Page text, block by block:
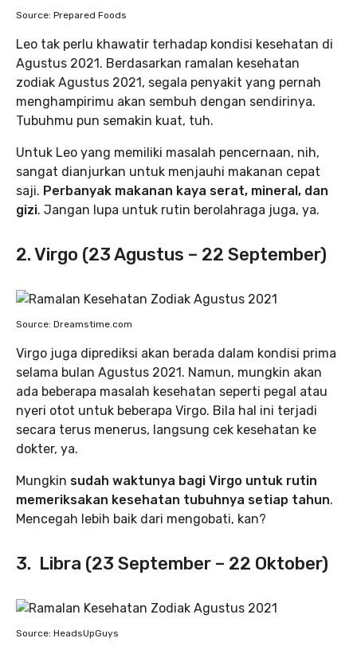
Source: Prepared Foods
Leo tak perlu khawatir terhadap kondisi kesehatan di
Agustus 2021. Berdasarkan ramalan kesehatan
zodiak Agustus 2021, segala penyakit yang pernah
menghampirimu akan sembuh dengan sendirinya.
Tubuhmu pun semakin kuat, tuh.
Untuk Leo yang memiliki masalah pencernaan, nih,
sangat dianjurkan untuk menjauhi makanan cepat
saji. Perbanyak makanan kaya serat, mineral, dan
gizi. Jangan lupa untuk rutin berolahraga juga, ya.
2. Virgo (23 Agustus – 22 September)
Source: Dreamstime.com
Virgo juga diprediksi akan berada dalam kondisi prima
selama bulan Agustus 2021. Namun, mungkin akan
ada beberapa masalah kesehatan seperti pegal atau
nyeri otot untuk beberapa Virgo. Bila hal ini terjadi
secara terus menerus, langsung cek kesehatan ke
dokter, ya.
Mungkin sudah waktunya bagi Virgo untuk rutin
memeriksakan kesehatan tubuhnya setiap tahun.
Mencegah lebih baik dari mengobati, kan?
3. Libra (23 September – 22 Oktober)
Source: HeadsUpGuys